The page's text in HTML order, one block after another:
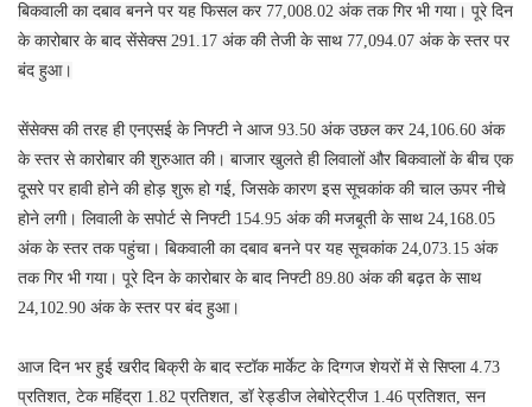
बिकवाली का दबाव बनने पर यह फिसल कर 77,008.02 अंक तक गिर भी गया। पूरे दिन
के कारोबार के बाद सेंसेक्स 291.17 अंक की तेजी के साथ 77,094.07 अंक के स्तर पर
बंद हुआ।
सेंसेक्स की तरह ही एनएसई के निफ्टी ने आज 93.50 अंक उछल कर 24,106.60 अंक
के स्तर से कारोबार की शुरुआत की। बाजार खुलते ही लिवालों और बिकवालों के बीच एक
दूसरे पर हावी होने की होड़ शुरू हो गई, जिसके कारण इस सूचकांक की चाल ऊपर नीचे
होने लगी। लिवाली के सपोर्ट से निफ्टी 154.95 अंक की मजबूती के साथ 24,168.05
अंक के स्तर तक पहुंचा। बिकवाली का दबाव बनने पर यह सूचकांक 24,073.15 अंक
तक गिर भी गया। पूरे दिन के कारोबार के बाद निफ्टी 89.80 अंक की बढ़त के साथ
24,102.90 अंक के स्तर पर बंद हुआ।
आज दिन भर हुई खरीद बिक्री के बाद स्टॉक मार्केट के दिग्गज शेयरों में से सिप्ला 4.73
प्रतिशत, टेक महिंद्रा 1.82 प्रतिशत, डॉ रेड्डीज लेबोरेट्रीज 1.46 प्रतिशत, सन